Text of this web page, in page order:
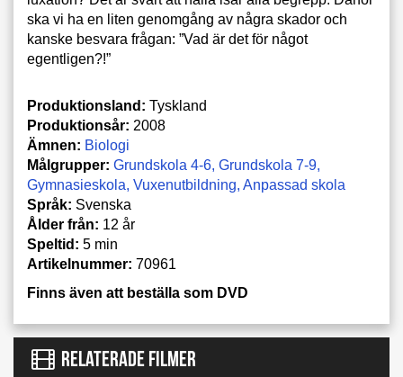
ska vi ha en liten genomgång av några skador och
kanske besvara frågan: ”Vad är det för något
egentligen?!”
Produktionsland: Tyskland
Produktionsår: 2008
Ämnen: Biologi
Målgrupper: Grundskola 4-6 Grundskola 7-9
Gymnasieskola Vuxenutbildning Anpassad skola
Språk: Svenska
Ålder från: 12 år
Speltid: 5 min
Artikelnummer: 70961
Finns även att beställa som DVD
RELATERADE FILMER